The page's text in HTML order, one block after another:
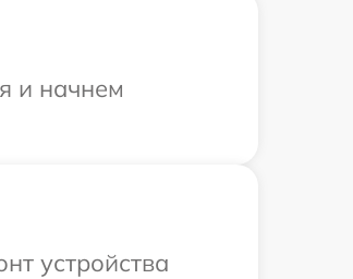
и начнем
устройства